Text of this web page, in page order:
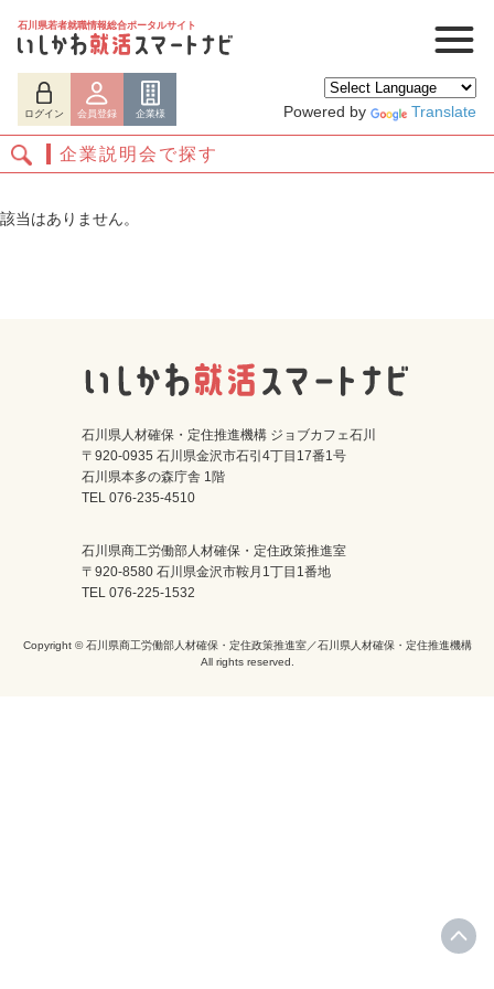
石川県若者就職情報総合ポータルサイト
ログイン 会員登録 企業様 Powered by Translate
ログイン 会員登録
企業説明会で探す
該当はありません。
石川県人材確保・定住推進機構 ジョブカフェ石川
〒920-0935 石川県金沢市石引4丁目17番1号
石川県本多の森庁舎 1階
TEL 076-235-4510
石川県商工労働部人材確保・定住政策推進室
〒920-8580 石川県金沢市鞍月1丁目1番地
TEL 076-225-1532
Copyright © 石川県商工労働部人材確保・定住政策推進室／石川県人材確保・定住推進機構
All rights reserved.